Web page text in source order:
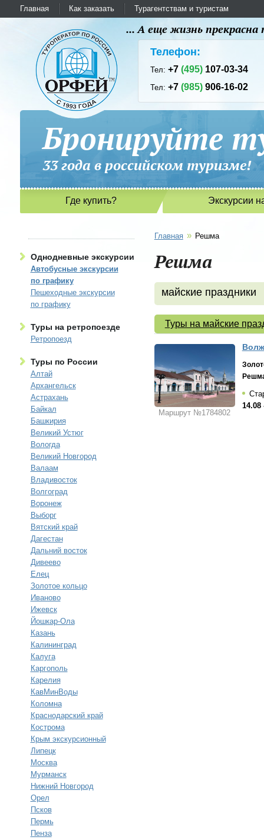
Главная Как заказать Турагентствам и туристам
... А еще жизнь
Телефон:
Тел:+7(495) 107-03-34
Тел:+7(985) 906-16-02
Бронируйте
33 года в российском
Где купить? Экскурсии
Однодневные экскурсии
Автобусные экскурсии
по графику
Пешеходные экскурсии
по графику
Туры на ретропоезде
Ретропоезд
Туры по России
Алтай
Архангельск
Астрахань
Байкал
Башкирия
Великий Устюг
Вологда
Великий Новгород
Валаам
Владивосток
Волгоград
Воронеж
Выборг
Вятский край
Дагестан
Дальний восток
Дивеево
Елец
Золотое кольцо
Иваново
Ижевск
Йошкар-Ола
Казань
Калининград
Калуга
Каргополь
Карелия
КавМинВоды
Коломна
Краснодарский край
Кострома
Крым экскурсионный
Липецк
Москва
Мурманск
Нижний Новгород
Орел
Псков
Пермь
Пенза
Главная » Решма
Решма
майские праздники
Туры на майские
Маршрут №1784802
14.08